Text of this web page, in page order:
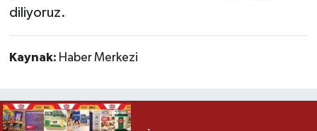
diliyoruz.
Kaynak: Haber Merkezi